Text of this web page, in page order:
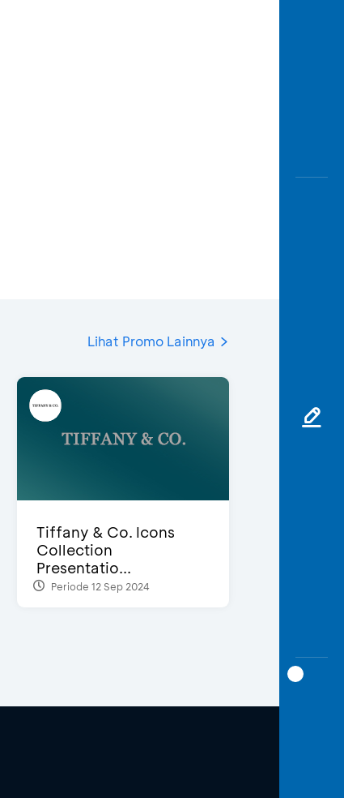
Lihat Promo Lainnya
Tiffany & Co. Icons
Collection
Presentatio...
Periode 12 Sep 2024